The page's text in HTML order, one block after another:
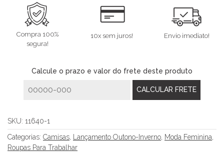
Compra 100%
segura!
10x sem juros! Envio imediato!
Calcule o prazo e valor do frete deste produto
SKU: 11640-1
Categorias: Camisas, Lançamento Outono-Inverno, Moda Feminina,
Roupas Para Trabalhar